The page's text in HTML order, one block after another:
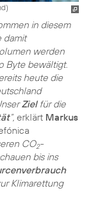
)
in diesem
damit
werden
Byte bewältigt.
heute die
Zielfür die
“, erklärt Markus
CO2-
bis ins
Klimarettung